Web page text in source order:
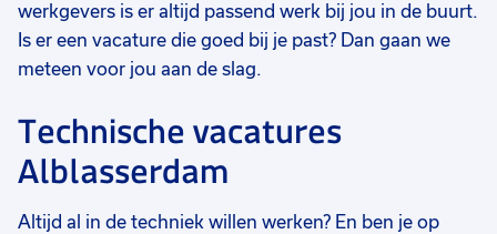
werkgevers is er altijd passend werk bij jou in de buurt.
Is er een vacature die goed bij je past? Dan gaan we
meteen voor jou aan de slag.
Technische vacatures
Alblasserdam
Altijd al in de techniek willen werken? En ben je op